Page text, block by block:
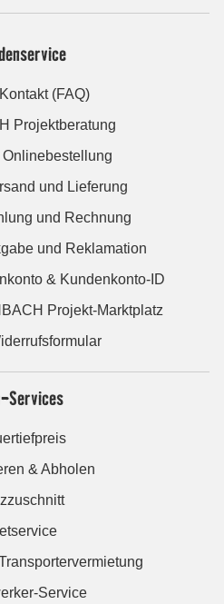
(FAQ)
Projektberatung
Onlinebestellung
und Lieferung
und Rechnung
und Reklamation
& Kundenkonto-ID
Projekt-Marktplatz
Services
& Abholen
Service